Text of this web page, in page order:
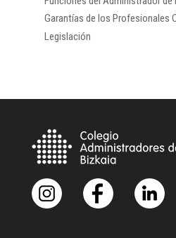
Garantías de los Profesionales
Legislación